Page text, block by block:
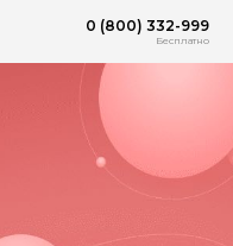
0 (800) 332-999
Бесплатно